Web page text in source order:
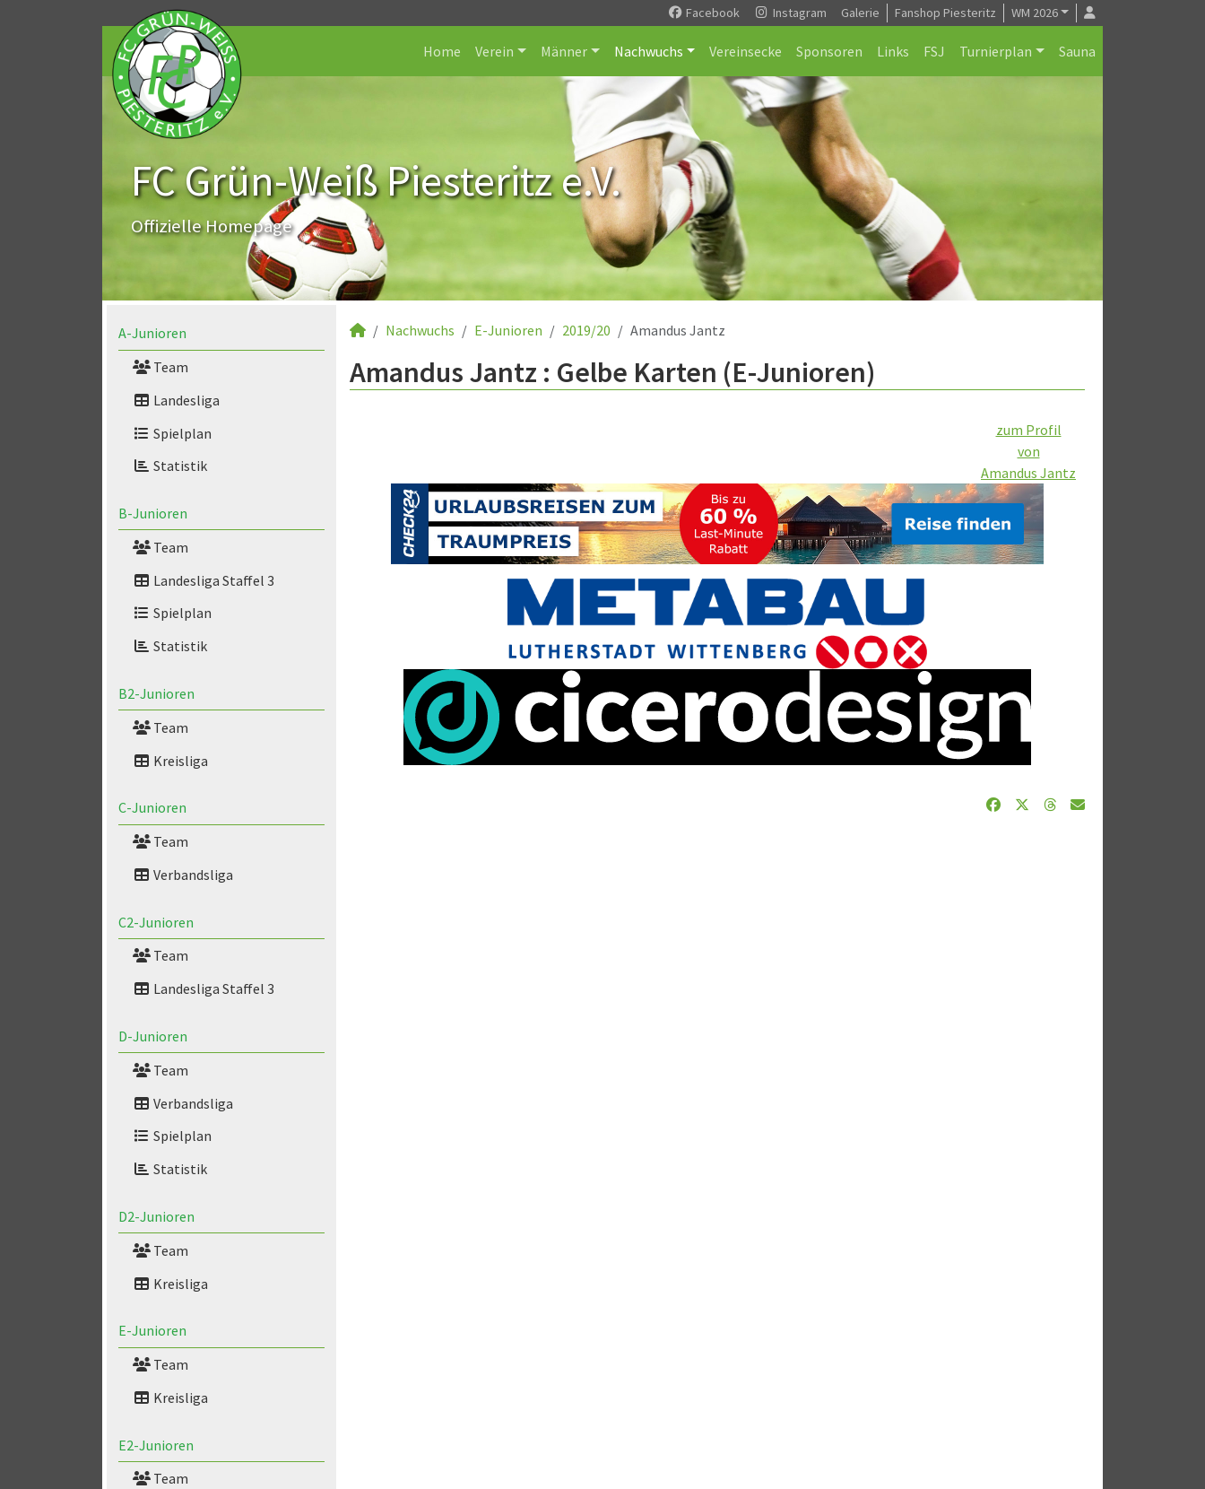
Facebook Instagram Galerie Fanshop Piesteritz WM 2026
Home Verein Männer Nachwuchs Vereinsecke Sponsoren Links FSJ Turnierplan Sauna
FC Grün-Weiß Piesteritz e.V.
Offizielle Homepage
A-Junioren
Team
Landesliga
Spielplan
Statistik
B-Junioren
Team
Landesliga Staffel 3
Spielplan
Statistik
B2-Junioren
Team
Kreisliga
C-Junioren
Team
Verbandsliga
C2-Junioren
Team
Landesliga Staffel 3
D-Junioren
Team
Verbandsliga
Spielplan
Statistik
D2-Junioren
Team
Kreisliga
E-Junioren
Team
Kreisliga
E2-Junioren
Team
Nachwuchs E-Junioren 2019/20 Amandus Jantz
Amandus Jantz : Gelbe Karten (E-Junioren)
zum Profil
von
Amandus Jantz